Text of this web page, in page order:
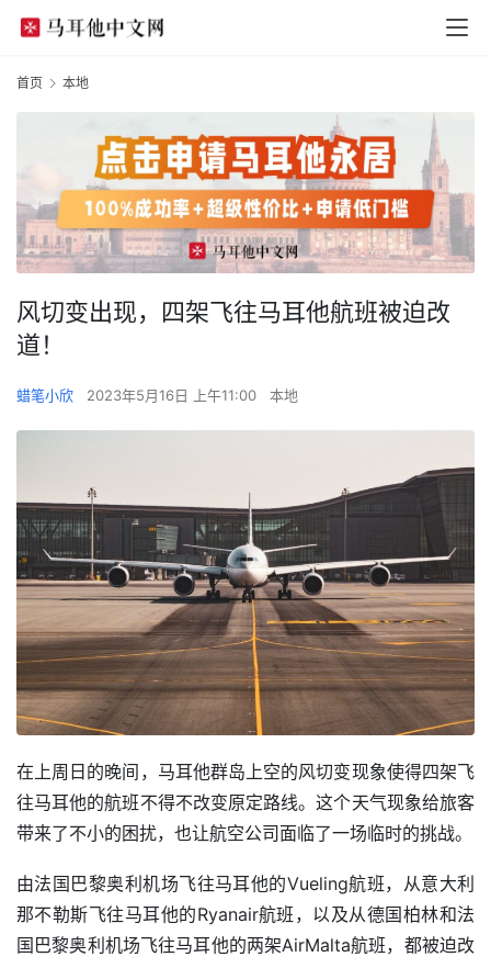
首页 本地
风切变出现，四架飞往马耳他航班被迫改
道！
蜡笔小欣 2023年5月16日 上午11:00 本地
在上周日的晚间，马耳他群岛上空的风切变现象使得四架飞
往马耳他的航班不得不改变原定路线。这个天气现象给旅客
带来了不小的困扰，也让航空公司面临了一场临时的挑战。
由法国巴黎奥利机场飞往马耳他的Vueling航班，从意大利
那不勒斯飞往马耳他的Ryanair航班，以及从德国柏林和法
国巴黎奥利机场飞往马耳他的两架AirMalta航班，都被迫改